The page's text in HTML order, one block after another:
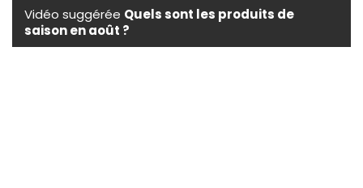
Vidéo suggérée Quels sont les produits de
saison en août ?